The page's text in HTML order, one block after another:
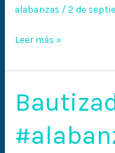
alabanzas /2 de
Leer más »
Bautizados
en
fuego
#alabanza